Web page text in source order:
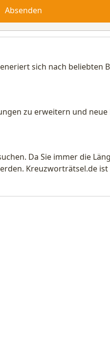
Absenden
sich nach beliebten
zu erweitern und neue
Da Sie immer die
Kreuzworträtsel.de